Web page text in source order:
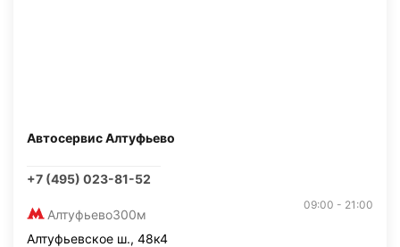
Автосервис Алтуфьево
+7 (495) 023-81-52
Алтуфьево300м
09:00 - 21:00
Алтуфьевское ш., 48к4